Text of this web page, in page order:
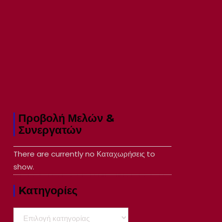
Προβολή Μελών &
Συνεργατών
There are currently no Καταχωρήσεις to
show.
Kατηγορίες
Kατηγορίες